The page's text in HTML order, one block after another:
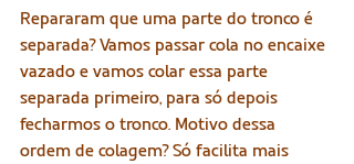
Repararam que uma parte do tronco é
separada? Vamos passar cola no encaixe
vazado e vamos colar essa parte
separada primeiro, para só depois
fecharmos o tronco. Motivo dessa
ordem de colagem? Só facilita mais